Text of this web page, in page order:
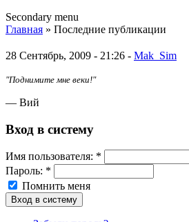
Secondary menu
Главная » Последние публикации
28 Сентябрь, 2009 - 21:26 - Mak_Sim
"Поднимите мне веки!"
— Вий
Вход в систему
Имя пoльзовaтeля: *
Пароль: *
Помнить меня